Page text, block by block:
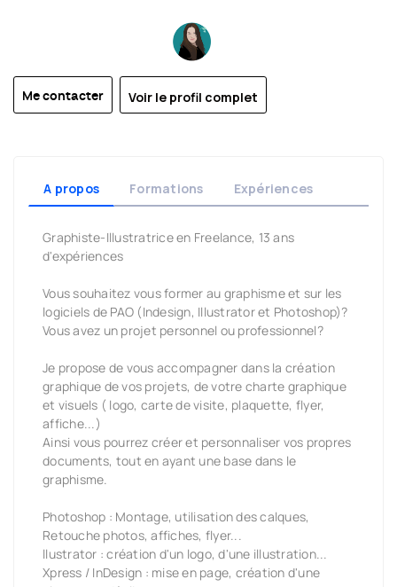
Me contacter Voir le profil complet
A propos Formations Expériences
Graphiste-Illustratrice en Freelance, 13 ans
d'expériences
Vous souhaitez vous former au graphisme et sur les
logiciels de PAO (Indesign, Illustrator et Photoshop)?
Vous avez un projet personnel ou professionnel?
Je propose de vous accompagner dans la création
graphique de vos projets, de votre charte graphique
et visuels ( logo, carte de visite, plaquette, flyer,
affiche...)
Ainsi vous pourrez créer et personnaliser vos propres
documents, tout en ayant une base dans le
graphisme.
Photoshop : Montage, utilisation des calques,
Retouche photos, affiches, flyer...
llustrator : création d'un logo, d'une illustration...
Xpress / InDesign : mise en page, création d'une